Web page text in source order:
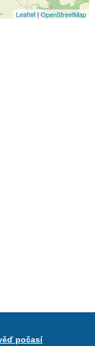
Leaflet|OpenStreetMap
počasí